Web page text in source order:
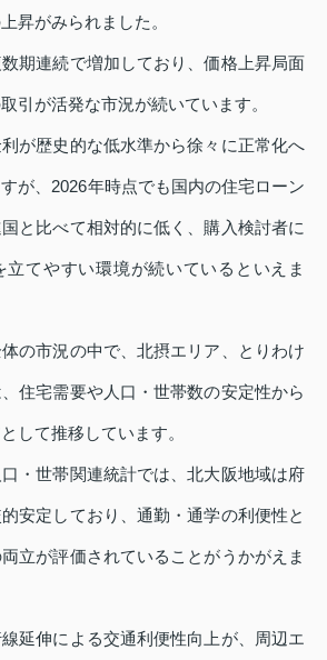
昇がみられました。
期連続で増加しており、価格上昇局面
引が活発な市況が続いています。
が歴史的な低水準から徐々に正常化へ
が、2026年時点でも国内の住宅ローン
と比べて相対的に低く、購入検討者に
立てやすい環境が続いているといえま
の市況の中で、北摂エリア、とりわけ
住宅需要や人口・世帯数の安定性から
して推移しています。
・世帯関連統計では、北大阪地域は府
安定しており、通勤・通学の利便性と
立が評価されていることがうかがえま
延伸による交通利便性向上が、周辺エ